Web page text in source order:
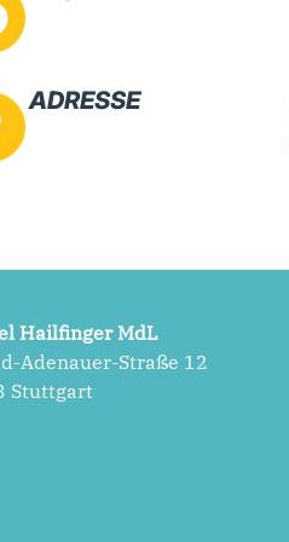
ADRESSE
Hailfinger MdL
Adenauer-Straße 12
Stuttgart